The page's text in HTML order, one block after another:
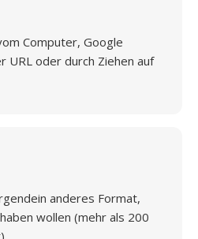
Computer, Google
URL oder durch Ziehen auf
anderes Format,
wollen (mehr als 200